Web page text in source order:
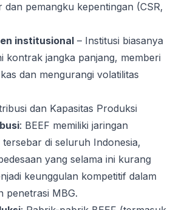
dan pemangku kepentingan (CSR,
institusional – Institusi biasanya
kontrak jangka panjang, memberi
dan mengurangi volatilitas
dan Kapasitas Produksi
: BEEF memiliki jaringan
di seluruh Indonesia,
yang selama ini kurang
keunggulan kompetitif dalam
penetrasi MBG.